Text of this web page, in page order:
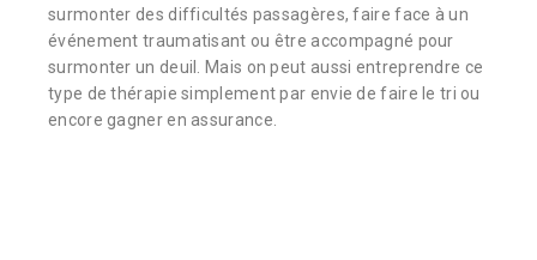
surmonter des difficultés passagères, faire face à un
événement traumatisant ou être accompagné pour
surmonter un deuil. Mais on peut aussi entreprendre ce
type de thérapie simplement par envie de faire le tri ou
encore gagner en assurance.